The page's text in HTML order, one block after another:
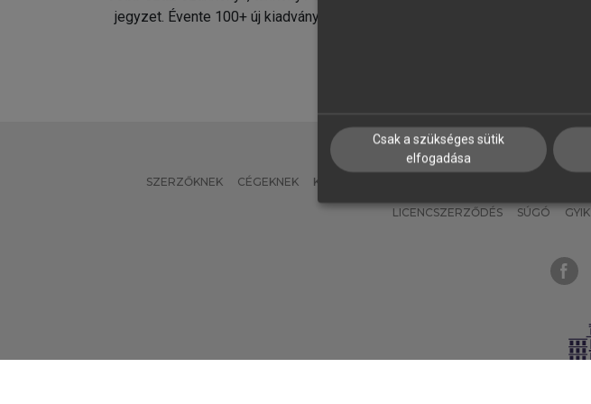
jegyzet. Évente 100+ új kiadvány.
SZERZŐKNEK CÉGEKNEK KÖNYVTÁROSOKNAK
LICENCSZERZŐDÉS SÚGÓ GYIK
Csak a szükséges sütik
elfogadása